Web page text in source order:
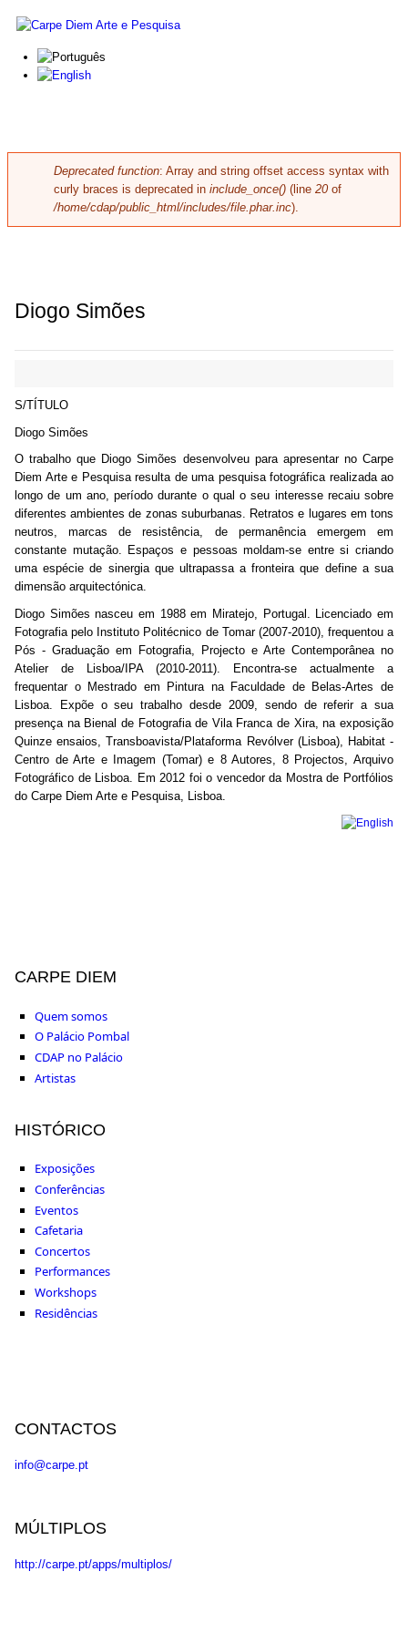
Skip to main content
Carpe
Diem
Arte e
Pesquisa
Error message
Deprecated function: Array and string offset access syntax with
curly braces is deprecated in include_once() (line 20 of
/home/cdap/public_html/includes/file.phar.inc).
Diogo Simões
S/TÍTULO
Diogo Simões
O trabalho que Diogo Simões desenvolveu para apresentar no Carpe
Diem Arte e Pesquisa resulta de uma pesquisa fotográfica realizada ao
longo de um ano, período durante o qual o seu interesse recaiu sobre
diferentes ambientes de zonas suburbanas. Retratos e lugares em tons
neutros, marcas de resistência, de permanência emergem em
constante mutação. Espaços e pessoas moldam-se entre si criando
uma espécie de sinergia que ultrapassa a fronteira que define a sua
dimensão arquitectónica.
Diogo Simões nasceu em 1988 em Miratejo, Portugal. Licenciado em
Fotografia pelo Instituto Politécnico de Tomar (2007-2010), frequentou a
Pós - Graduação em Fotografia, Projecto e Arte Contemporânea no
Atelier de Lisboa/IPA (2010-2011). Encontra-se actualmente a
frequentar o Mestrado em Pintura na Faculdade de Belas-Artes de
Lisboa. Expõe o seu trabalho desde 2009, sendo de referir a sua
presença na Bienal de Fotografia de Vila Franca de Xira, na exposição
Quinze ensaios, Transboavista/Plataforma Revólver (Lisboa), Habitat -
Centro de Arte e Imagem (Tomar) e 8 Autores, 8 Projectos, Arquivo
Fotográfico de Lisboa. Em 2012 foi o vencedor da Mostra de Portfólios
do Carpe Diem Arte e Pesquisa, Lisboa.
CARPE DIEM
Quem somos
O Palácio Pombal
CDAP no Palácio
Artistas
HISTÓRICO
Exposições
Conferências
Eventos
Cafetaria
Concertos
Performances
Workshops
Residências
CONTACTOS
info@carpe.pt
MÚLTIPLOS
http://carpe.pt/apps/multiplos/